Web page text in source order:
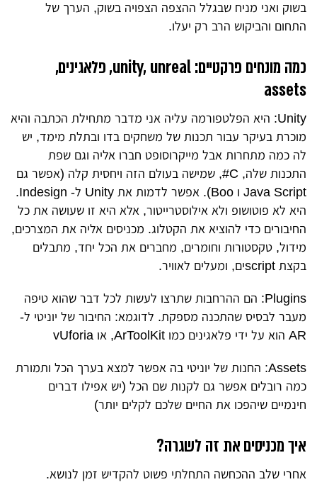
בשוק ואני מניח שבגלל ההצפה הצפויה בשוק, הערך של
התחום והביקוש הרב רק יעלו.
כמה מונחים פרקטיים: unity, unreal, פלאגינים,
assets
Unity: היא הפלטפורמה עליה אני מדבר מתחילת הכתבה והיא
מוכרת בעיקר עבור תכנות של משחקים בדו ובתלת מימד, יש
לה כמה מתחרות אבל מייקרוסופט חברו אליה וגם שפת
התכנות שלה, C#, שמישה בעולם הזה ויחסית קלה (אפשר גם
Java Script ו Boo).
אפשר לדמות את Unity ל- Indesign.
היא לא פוטושופ ולא אילוסטרייטור, אלא היא זו שעושה את כל
החיבורים כדי להוציא את הקטלוג. מכניסים אליה את המצרכים,
מידול, טקסטורות וחומרים, מחברים את הכל יחד, מתבלים
בקצת scriptים, ומעלים לאוויר.
Plugins: הם ההרחבות שתרצו לעשות לכל דבר שהוא טיפה
מעבר לבסיס שהתכנה מספקת. לדוגמא: החיבור של יוניטי ל-
AR הוא על ידי פלאגינים כמו ArToolKit, או vUforia
Assets: החנות של יוניטי בה אפשר למצא בערך הכל ותמורת
כמה רובלים אפשר גם לקנות שם הכל (יש אפילו דברים
חינמיים שיהפכו את החיים שלכם לקלים יותר)
איך מכניסים את זה לשגרה?
אחרי שלב ההכחשה התחלתי פשוט להקדיש זמן לנושא.